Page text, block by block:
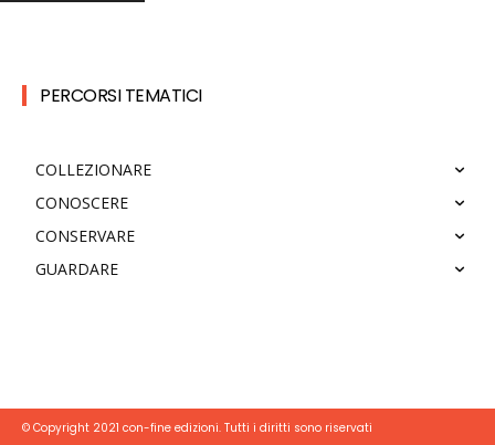
PERCORSI TEMATICI
COLLEZIONARE
CONOSCERE
CONSERVARE
GUARDARE
© Copyright 2021 con-fine edizioni. Tutti i diritti sono riservati